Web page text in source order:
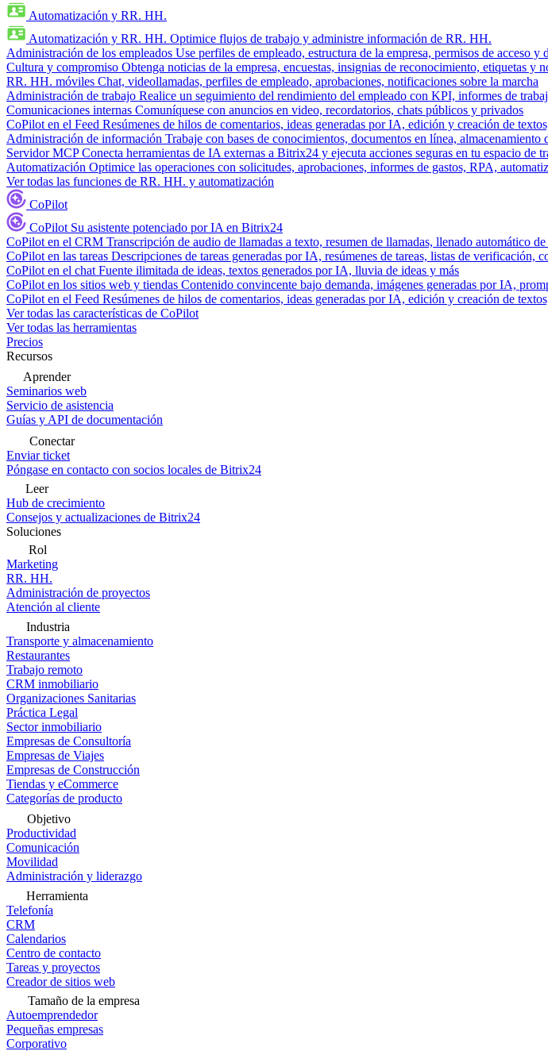
Automatización y RR. HH.
Automatización y RR. HH. Optimice flujos de trabajo y administre información de RR. HH.
Administración de los empleados Use perfiles de empleado, estructura de la empresa, permisos de acceso y
Cultura y compromiso Obtenga noticias de la empresa, encuestas, insignias de reconocimiento, etiquetas y
RR. HH. móviles Chat, videollamadas, perfiles de empleado, aprobaciones, notificaciones sobre la marcha
Administración de trabajo Realice un seguimiento del rendimiento del empleado con KPI, informes de
Comunicaciones internas Comuníquese con anuncios en video, recordatorios, chats públicos y privados
CoPilot en el Feed Resúmenes de hilos de comentarios, ideas generadas por IA, edición y creación de
Administración de información Trabaje con bases de conocimientos, documentos en línea, almacenamiento
Servidor MCP Conecta herramientas de IA externas a Bitrix24 y ejecuta acciones seguras en tu espacio de
Automatización Optimice las operaciones con solicitudes, aprobaciones, informes de gastos, RPA,
Ver todas las funciones de RR. HH. y automatización
CoPilot
CoPilot Su asistente potenciado por IA en Bitrix24
CoPilot en el CRM Transcripción de audio de llamadas a texto, resumen de llamadas, llenado automático
CoPilot en las tareas Descripciones de tareas generadas por IA, resúmenes de tareas, listas de verificación,
CoPilot en el chat Fuente ilimitada de ideas, textos generados por IA, lluvia de ideas y más
CoPilot en los sitios web y tiendas Contenido convincente bajo demanda, imágenes generadas por IA,
CoPilot en el Feed Resúmenes de hilos de comentarios, ideas generadas por IA, edición y creación de
Ver todas las características de CoPilot
Ver todas las herramientas
Precios
Recursos
Aprender
Seminarios web
Servicio de asistencia
Guías y API de documentación
Conectar
Enviar ticket
Póngase en contacto con socios locales de Bitrix24
Leer
Hub de crecimiento
Consejos y actualizaciones de Bitrix24
Soluciones
Rol
Marketing
RR. HH.
Administración de proyectos
Atención al cliente
Industria
Transporte y almacenamiento
Restaurantes
Trabajo remoto
CRM inmobiliario
Organizaciones Sanitarias
Práctica Legal
Sector inmobiliario
Empresas de Consultoría
Empresas de Viajes
Empresas de Construcción
Tiendas y eCommerce
Categorías de producto
Objetivo
Productividad
Comunicación
Movilidad
Administración y liderazgo
Herramienta
Telefonía
CRM
Calendarios
Centro de contacto
Tareas y proyectos
Creador de sitios web
Tamaño de la empresa
Autoemprendedor
Pequeñas empresas
Corporativo